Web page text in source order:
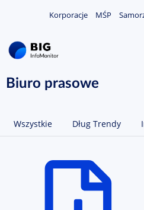
Korporacje MŚP
O NAS
KONTAKT
Biuro prasowe
Wszystkie Dług Trendy